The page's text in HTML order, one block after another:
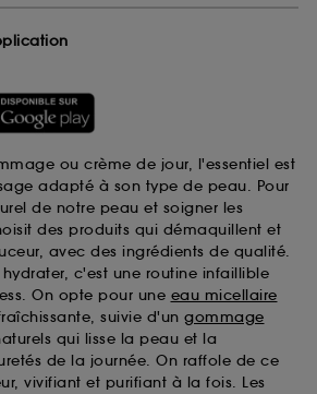
ou crème de jour, l'essentiel est
adapté à son type de peau. Pour
de notre peau et soigner les
des produits qui démaquillent et
avec des ingrédients de qualité.
c'est une routine infaillible
On opte pour une eau micellaire
suivie d'un gommage
qui lisse la peau et la
de la journée. On raffole de ce
vivifiant et purifiant à la fois. Les